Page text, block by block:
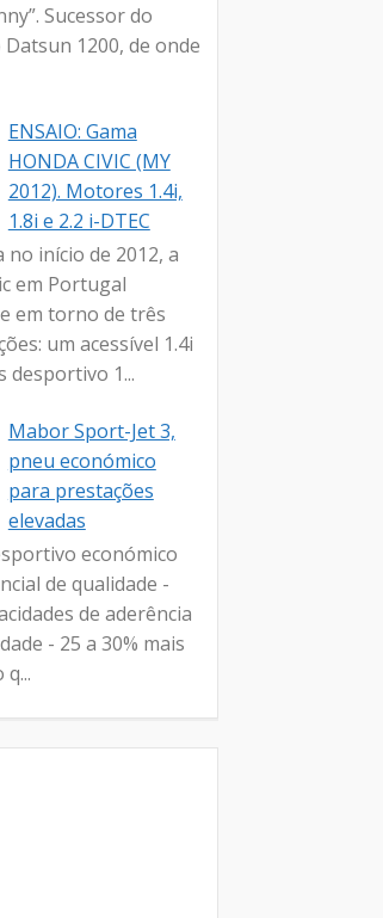
Sucessor do
Datsun 1200, de onde
ENSAIO: Gama
HONDA CIVIC (MY
2012). Motores 1.4i,
1.8i e 2.2 i-DTEC
no início de 2012, a
em Portugal
em torno de três
um acessível 1.4i
desportivo 1...
Mabor Sport-Jet 3,
pneu económico
para prestações
elevadas
económico
de qualidade -
de aderência
- 25 a 30% mais